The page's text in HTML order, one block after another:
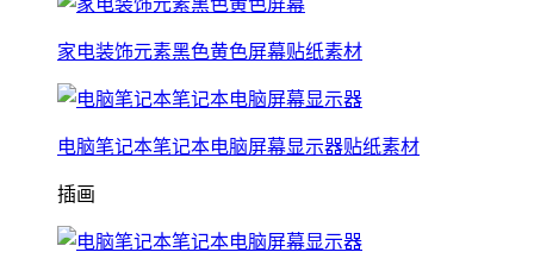
家电装饰元素黑色黄色屏幕贴纸素材
电脑笔记本笔记本电脑屏幕显示器贴纸素材
插画